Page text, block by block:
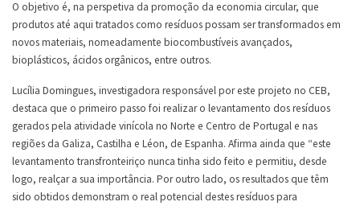
O objetivo é, na perspetiva da promoção da economia circular, que
produtos até aqui tratados como resíduos possam ser transformados em
novos materiais, nomeadamente biocombustíveis avançados,
bioplásticos, ácidos orgânicos, entre outros.
Lucília Domingues, investigadora responsável por este projeto no CEB,
destaca que o primeiro passo foi realizar o levantamento dos resíduos
gerados pela atividade vinícola no Norte e Centro de Portugal e nas
regiões da Galiza, Castilha e Léon, de Espanha. Afirma ainda que “este
levantamento transfronteiriço nunca tinha sido feito e permitiu, desde
logo, realçar a sua importância. Por outro lado, os resultados que têm
sido obtidos demonstram o real potencial destes resíduos para